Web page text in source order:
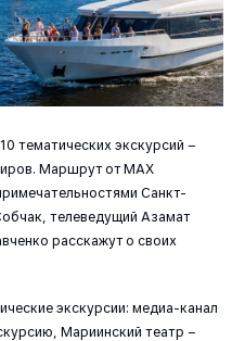
тематических экскурсий –
Маршрут от MAX
Санкт-
телеведущий Азамат
расскажут о своих
экскурсии: медиа-канал
Мариинский театр –